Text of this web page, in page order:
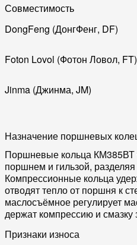
Совместимость
DongFeng (ДонгФенг, DF)
Foton Lovol (Фотон Ловол, FT)
Jinma (Джинма, JM)
Назначение поршневых
Поршневые кольца КМ385ВТ
поршнем и гильзой,
Компрессионные кольца
отводят тепло от поршня к
маслосъёмное регулирует
держат компрессию и смазку
Признаки износа